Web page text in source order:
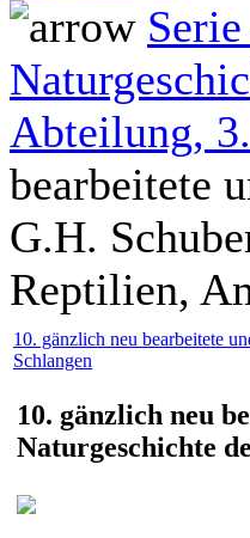
Abteilung,
bearbeitete
G.H.
Reptilien,
10. gänzlich neu bearbeitete
Schlangen
10. gänzlich neu
Naturgeschichte